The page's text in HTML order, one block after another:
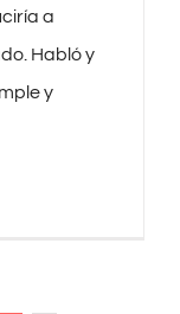
a
Habló y
y